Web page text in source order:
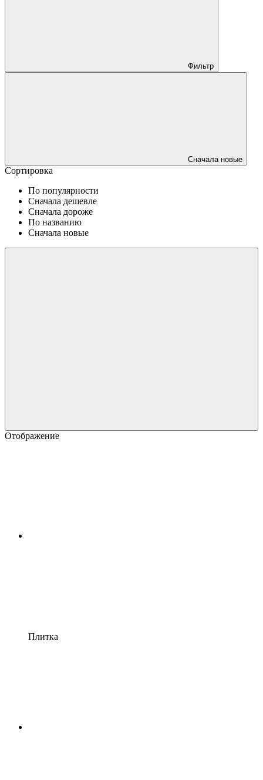
Фильтр
Сначала новые
Сортировка
По популярности
Сначала дешевле
Сначала дороже
По названию
Сначала новые
Отображение
Плитка